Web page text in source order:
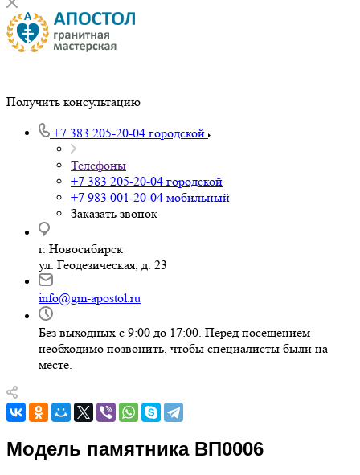
Получить консультацию
+7 383 205-20-04 городской
Телефоны
+7 383 205-20-04 городской
+7 983 001-20-04 мобильный
Заказать звонок
г. Новосибирск
ул. Геодезическая, д. 23
info@gm-apostol.ru
Без выходных с 9:00 до 17:00. Перед посещением
необходимо позвонить, чтобы специалисты были на
месте.
Модель памятника ВП0006